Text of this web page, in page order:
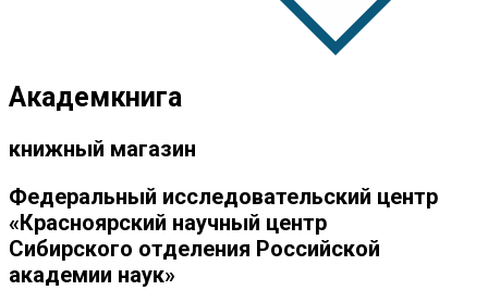
Академкнига
книжный магазин
Федеральный исследовательский центр
«Красноярский научный центр
Сибирского отделения Российской
академии наук»